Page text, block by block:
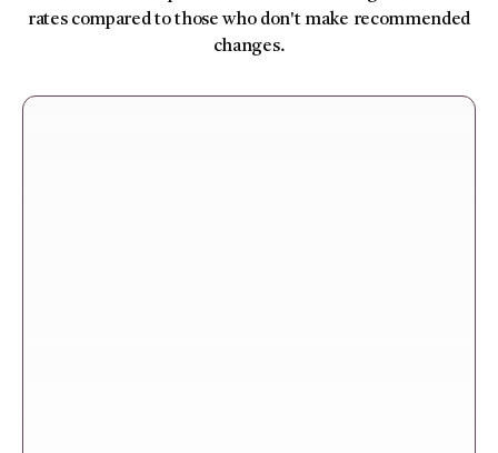
rates compared to those who don't make recommended
changes.